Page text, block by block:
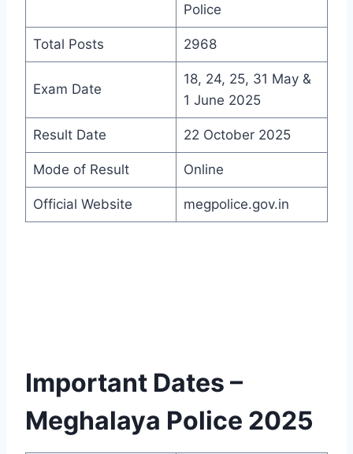
Police
Total Posts 2968
Exam Date
18, 24, 25, 31 May &
1 June 2025
Result Date 22 October 2025
Mode of Result Online
Official Website megpolice.gov.in
Important Dates –
Meghalaya Police 2025